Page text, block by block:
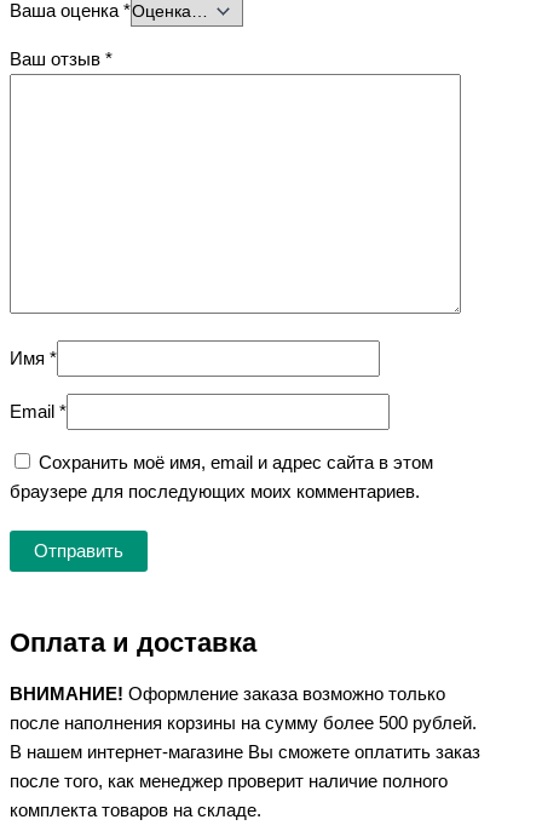
Ваша оценка*
Ваш отзыв *
Имя *
Email *
Сохранить моё имя, email и адрес сайта в этом
браузере для последующих моих комментариев.
Оплата и доставка
ВНИМАНИЕ! Оформление заказа возможно только
после наполнения корзины на сумму более 500 рублей.
В нашем интернет-магазине Вы сможете оплатить заказ
после того, как менеджер проверит наличие полного
комплекта товаров на складе.